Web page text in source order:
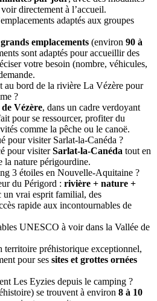
directement à l’accueil.
adaptés aux groupes
grands emplacements (environ 90 à
sont adaptés pour accueillir des
votre besoin (nombre, véhicules,
au bord de la rivière La Vézère pour
?
Vézère, dans un cadre verdoyant
pour se ressourcer, profiter du
comme la pêche ou le canoë.
pour visiter Sarlat-la-Canéda ?
pour visiterSarlat-la-Canéda tout en
la nature périgourdine.
3 étoiles en Nouvelle-Aquitaine ?
du Périgord : rivière + nature +
un vrai esprit familial, des
rapide aux incontournables de
UNESCO à voir dans la Vallée de
territoire préhistorique exceptionnel,
pour ses sites et grottes ornées
Les Eyzies depuis le camping ?
se trouvent à environ 8 à 10